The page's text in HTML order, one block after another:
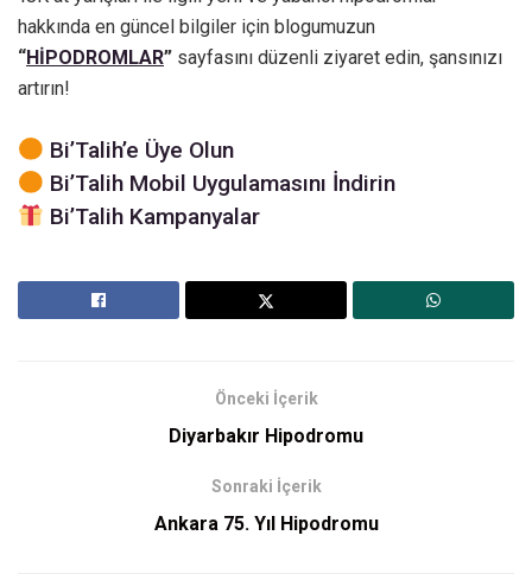
hakkında en güncel bilgiler için blogumuzun
“HİPODROMLAR” sayfasını düzenli ziyaret edin, şansınızı
artırın!
Bi’Talih’e Üye Olun
Bi’Talih Mobil Uygulamasını İndirin
Bi’Talih Kampanyalar
Önceki İçerik
Diyarbakır Hipodromu
Sonraki İçerik
Ankara 75. Yıl Hipodromu